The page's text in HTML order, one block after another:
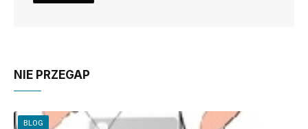
NIE PRZEGAP
BLOG